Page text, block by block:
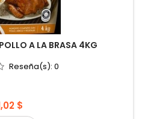
A LA BRASA 4KG
Reseña(s): 0
$